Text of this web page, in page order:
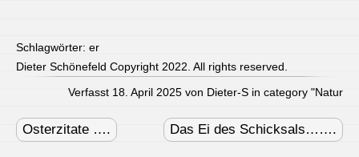
Schlagwörter: er
Dieter Schönefeld Copyright 2022. All rights reserved.
Verfasst 18. April 2025 von Dieter-S in category "Natur
navigation
Osterzitate …. Das Ei des Schicksals…….